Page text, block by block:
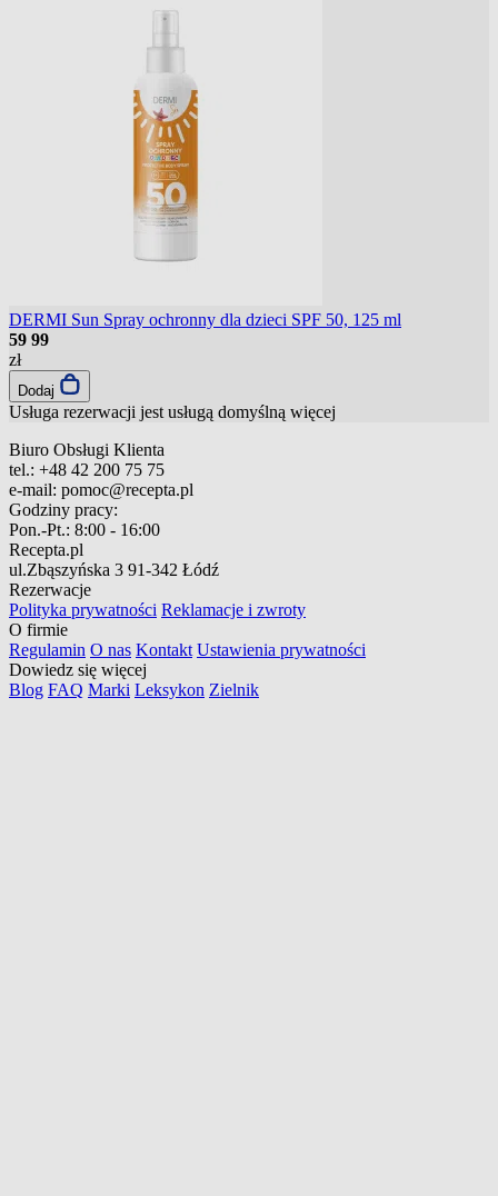
DERMI Sun Spray ochronny dla dzieci SPF 50, 125 ml
59 99
zł
Dodaj
Usługa rezerwacji jest usługą domyślną więcej
Biuro Obsługi Klienta
tel.: +48 42 200 75 75
e-mail: pomoc@recepta.pl
Godziny pracy:
Pon.-Pt.: 8:00 - 16:00
Recepta.pl
ul.Zbąszyńska 3 91-342 Łódź
Rezerwacje
Polityka prywatności Reklamacje i zwroty
O firmie
Regulamin O nas Kontakt Ustawienia prywatności
Dowiedz się więcej
Blog FAQ Marki Leksykon Zielnik